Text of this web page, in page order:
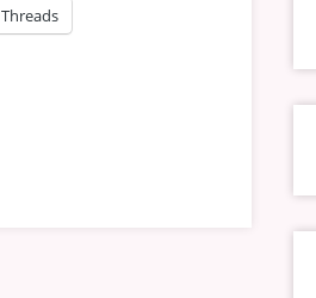
Threads